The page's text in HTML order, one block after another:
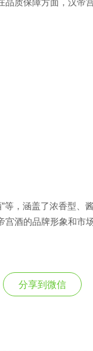
质保障方面，汉帝
，涵盖了浓香型、
酒的品牌形象和市场
分享到微信